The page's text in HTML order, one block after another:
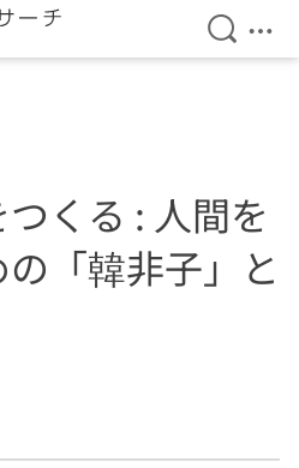
検索を
メ
くる : 人間を
「韓非子」と